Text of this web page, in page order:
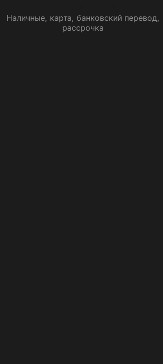
Наличные, карта, банковский перевод,
рассрочка